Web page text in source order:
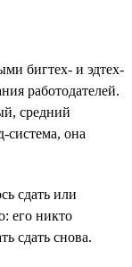
бигтех- и эдтех-
работодателей.
средний
система, она
сдать или
его никто
сдать снова.